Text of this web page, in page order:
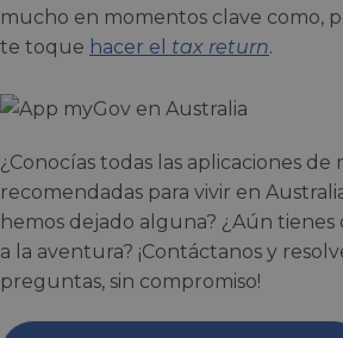
mucho en momentos clave como,
te toque hacer el tax return.
¿Conocías todas las aplicaciones de
recomendadas para vivir en
hemos dejado alguna? ¿Aún
a la aventura? ¡Contáctanos y
preguntas, sin compromiso!